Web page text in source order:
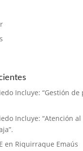
Incluye: “Gestión de
Incluye: “Atención
en Riquirraque Emaús